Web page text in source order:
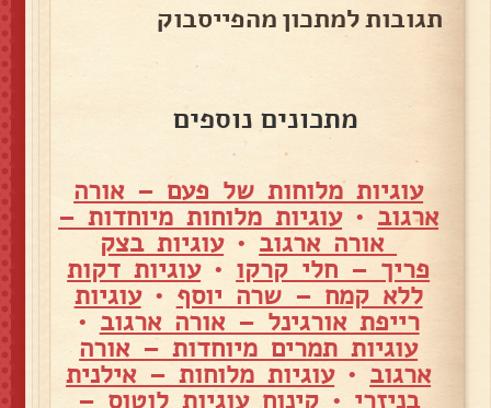
תגובות למתכון מהפייסבוק
מתכונים נוספים
עוגיות מלוחות של פעם – אורה
ארגוב •עוגיות מלוחות מיוחדות –
אורה ארגוב •עוגיות בצק
פריך – חלי קרקו •עוגיות דקות
ללא קמח – שרה יוסף •עוגיות
רייפת אורגינל – אורה ארגוב •
עוגיות תמרים מיוחדות – אורה
ארגוב •עוגיות מלוחות – אילנית
בניזרי •קינוח עוגיות לוטוס –